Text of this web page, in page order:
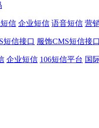
信 企业短信 语音短信 营
短信接口 服饰CMS短信接口
企业短信 106短信平台 国